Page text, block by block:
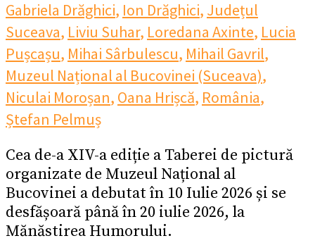
Gabriela Drăghici, Ion Drăghici, Județul
Suceava, Liviu Suhar, Loredana Axinte, Lucia
Pușcașu, Mihai Sârbulescu, Mihail Gavril,
Muzeul Național al Bucovinei (Suceava),
Niculai Moroșan, Oana Hrișcă, România,
Ștefan Pelmuș
Cea de-a XIV-a ediție a Taberei de pictură
organizate de Muzeul Național al
Bucovinei a debutat în 10 Iulie 2026 și se
desfășoară până în 20 iulie 2026, la
Mănăstirea Humorului.